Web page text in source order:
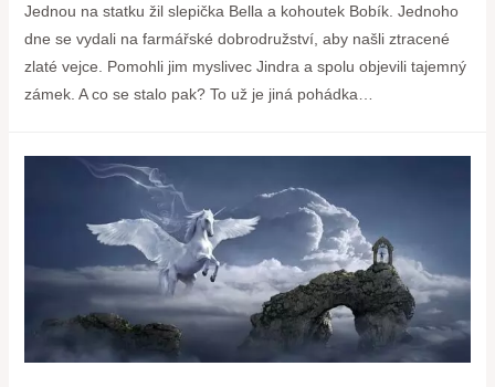
Jednou na statku žil slepička Bella a kohoutek Bobík. Jednoho
dne se vydali na farmářské dobrodružství, aby našli ztracené
zlaté vejce. Pomohli jim myslivec Jindra a spolu objevili tajemný
zámek. A co se stalo pak? To už je jiná pohádka…